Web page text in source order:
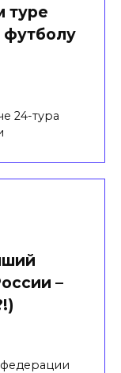
туре
футболу
24-тура
–